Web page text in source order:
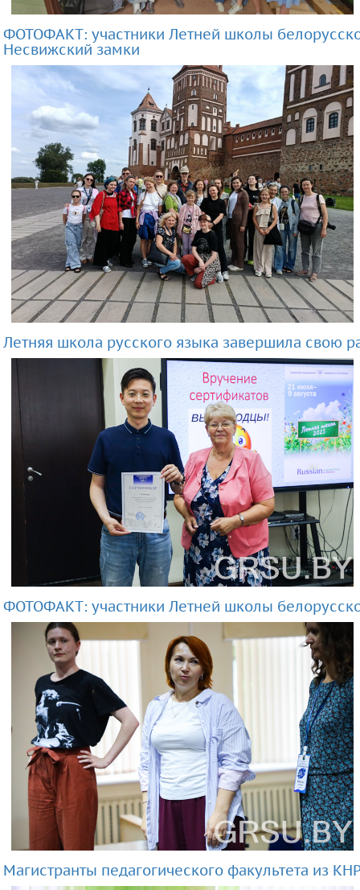
ФОТОФАКТ: участники Летней школы
Несвижский замки
Летняя школа русского языка завершила свою
ФОТОФАКТ: участники Летней школы
Магистранты педагогического факультета из